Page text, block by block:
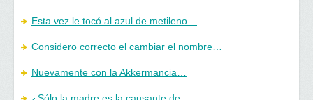
Esta vez le tocó al azul de metileno…
Considero correcto el cambiar el nombre…
Nuevamente con la Akkermancia…